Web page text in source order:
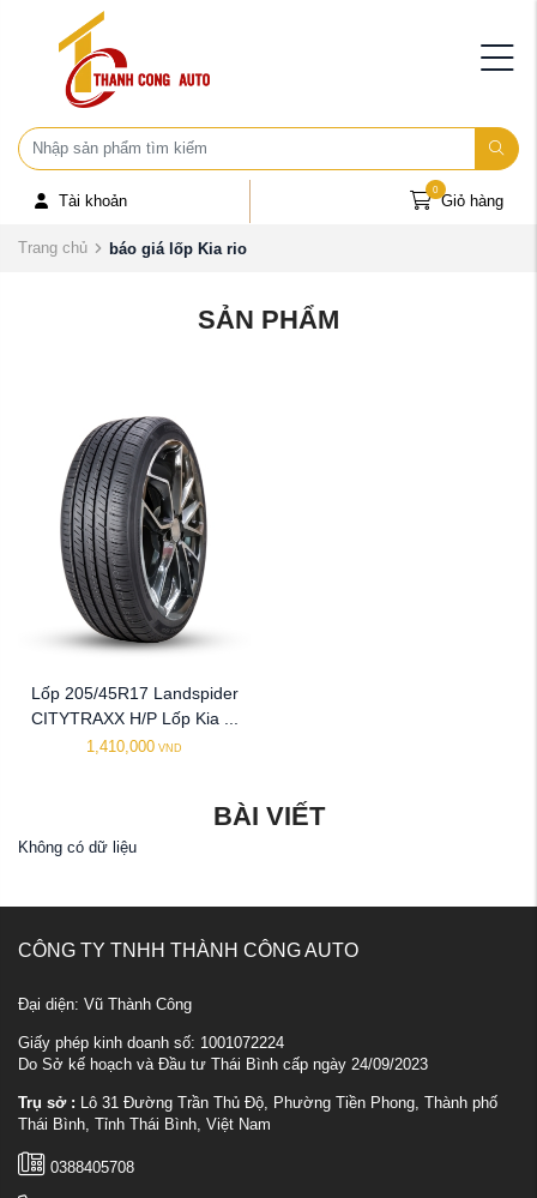
Tài khoản Giỏ hàng
0
Trang chủ báo giá lốp Kia rio
SẢN PHẨM
Lốp 205/45R17 Landspider
CITYTRAXX H/P Lốp Kia ...
1,410,000 VND
BÀI VIẾT
Không có dữ liệu
CÔNG TY TNHH THÀNH CÔNG AUTO
Đại diện: Vũ Thành Công
Giấy phép kinh doanh số: 1001072224
Do Sở kế hoạch và Đầu tư Thái Bình cấp ngày 24/09/2023
Trụ sở : Lô 31 Đường Trần Thủ Độ, Phường Tiền Phong, Thành phố
Thái Bình, Tỉnh Thái Bình, Việt Nam
0388405708